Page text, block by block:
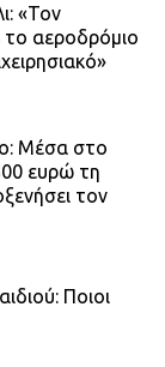
«Τον
αεροδρόμιο
Μέσα στο
ευρώ τη
τον
Ποιοι